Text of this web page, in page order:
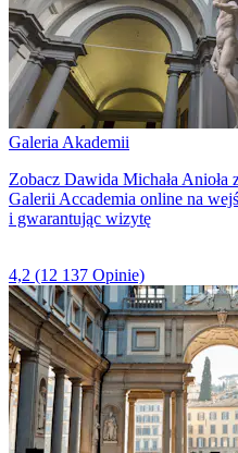
Galeria Akademii
Zobacz Dawida Michała
Galerii Accademia online na
i gwarantując wizytę
4,2 (12 137 Opinie)